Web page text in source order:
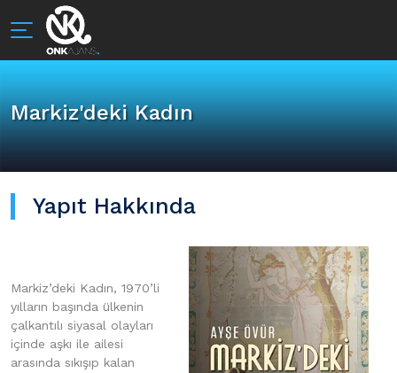
Markiz'deki Kadın
Yapıt Hakkında
Markiz’deki Kadın, 1970’li
yılların başında ülkenin
çalkantılı siyasal olayları
içinde aşkı ile ailesi
arasında sıkışıp kalan